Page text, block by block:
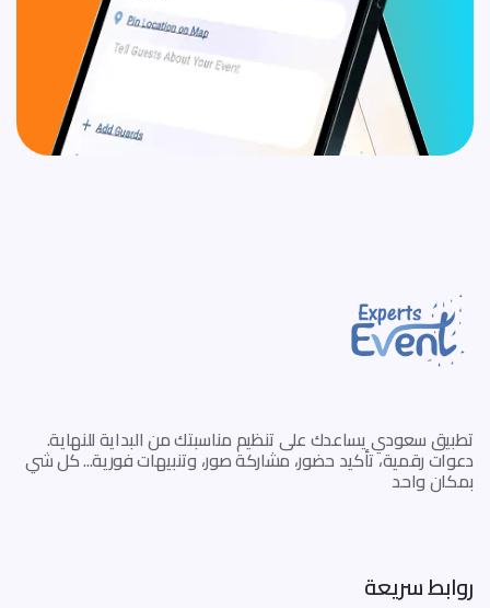
تطبيق سعودي يساعدك على تنظيم مناسبتك من البداية للنهاية.
دعوات رقمية، تأكيد حضور، مشاركة صور، وتنبيهات فورية... كل شي
بمكان واحد
روابط سريعة